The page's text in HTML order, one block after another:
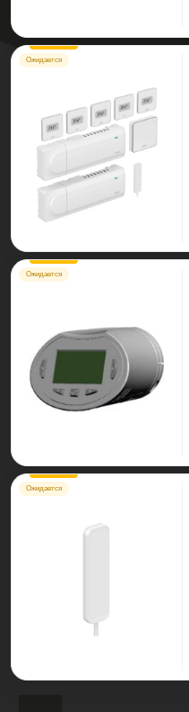
Ожидается
Ожидается
Ожидается